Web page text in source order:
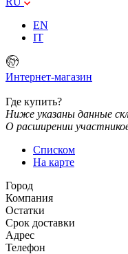
EN
IT
Интернет-магазин
Где купить?
Ниже указаны данные
О расширении
Списком
На карте
Город
Компания
Остатки
Срок доставки
Адрес
Телефон